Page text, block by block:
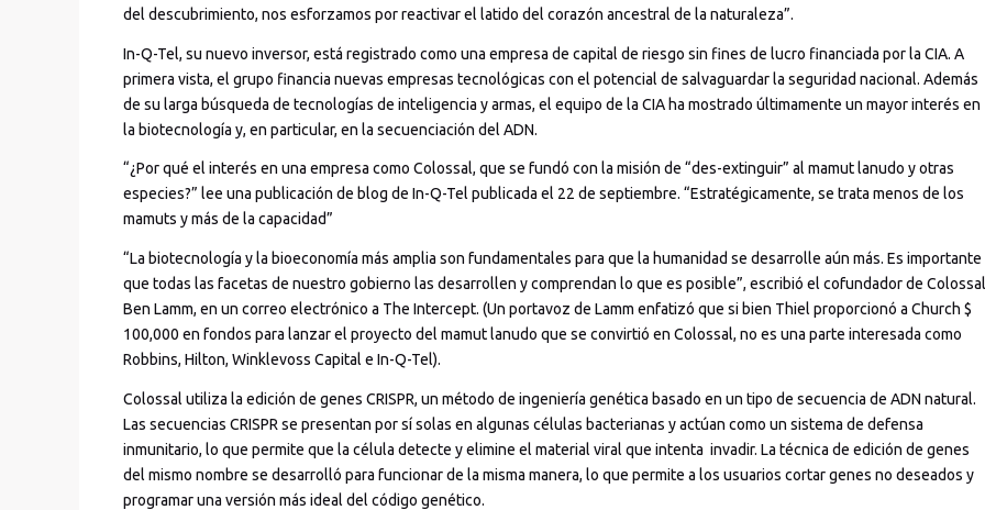
del descubrimiento, nos esforzamos por reactivar el latido del corazón ancestral de la naturaleza”.
In-Q-Tel, su nuevo inversor, está registrado como una empresa de capital de riesgo sin fines de lucro financiada por la CIA. A
primera vista, el grupo financia nuevas empresas tecnológicas con el potencial de salvaguardar la seguridad nacional. Además
de su larga búsqueda de tecnologías de inteligencia y armas, el equipo de la CIA ha mostrado últimamente un mayor interés en
la biotecnología y, en particular, en la secuenciación del ADN.
“¿Por qué el interés en una empresa como Colossal, que se fundó con la misión de “des-extinguir” al mamut lanudo y otras
especies?” lee una publicación de blog de In-Q-Tel publicada el 22 de septiembre. “Estratégicamente, se trata menos de los
mamuts y más de la capacidad”
“La biotecnología y la bioeconomía más amplia son fundamentales para que la humanidad se desarrolle aún más. Es importante
que todas las facetas de nuestro gobierno las desarrollen y comprendan lo que es posible”, escribió el cofundador de
Ben Lamm, en un correo electrónico a The Intercept. (Un portavoz de Lamm enfatizó que si bien Thiel proporcionó a Church $
100,000 en fondos para lanzar el proyecto del mamut lanudo que se convirtió en Colossal, no es una parte interesada como
Robbins, Hilton, Winklevoss Capital e In-Q-Tel).
Colossal utiliza la edición de genes CRISPR, un método de ingeniería genética basado en un tipo de secuencia de ADN natural.
Las secuencias CRISPR se presentan por sí solas en algunas células bacterianas y actúan como un sistema de defensa
inmunitario, lo que permite que la célula detecte y elimine el material viral que intenta invadir. La técnica de edición de genes
del mismo nombre se desarrolló para funcionar de la misma manera, lo que permite a los usuarios cortar genes no deseados y
programar una versión más ideal del código genético.